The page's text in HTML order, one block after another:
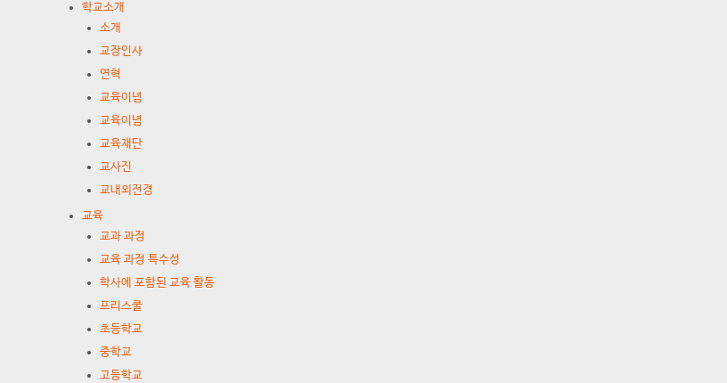
학교소개
소개
교장인사
연혁
교육이념
교육이념
교육재단
교사진
교내외전경
교육
교과 과정
교육 과정 특수성
학사에 포함된 교육 활동
프리스쿨
초등학교
중학교
고등학교